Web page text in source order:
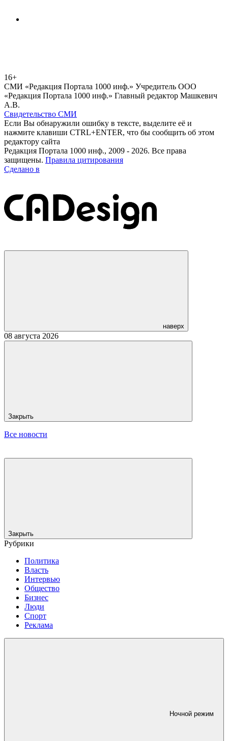
16+
СМИ «Редакция Портала 1000 инф.» Учредитель ООО
«Редакция Портала 1000 инф.» Главный редактор Машкевич
А.В.
Свидетельство СМИ
Если Вы обнаружили ошибку в тексте, выделите её и
нажмите клавиши CTRL+ENTER, что бы сообщить об этом
редактору сайта
Редакция Портала 1000 инф., 2009 - 2026. Все права
защищены. Правила цитирования
Сделано в
наверх
08 августа 2026
Закрыть
Все новости
Закрыть
Рубрики
Политика
Власть
Интервью
Общество
Бизнес
Люди
Спорт
Реклама
Ночной режим